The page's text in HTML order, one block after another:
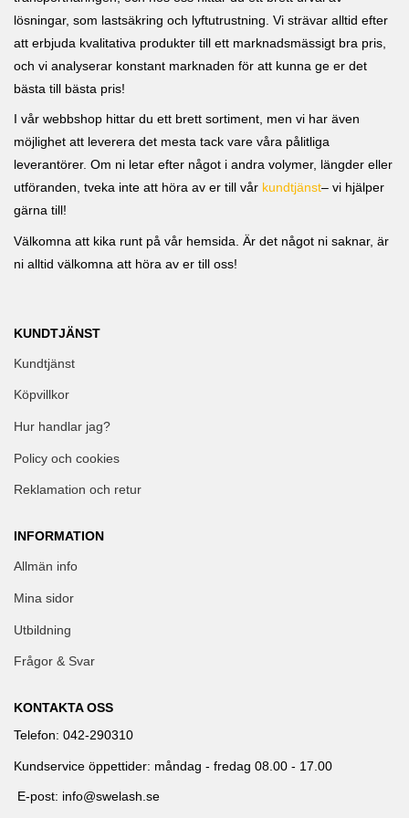
lösningar, som lastsäkring och lyftutrustning. Vi strävar alltid efter
att erbjuda kvalitativa produkter till ett marknadsmässigt bra pris,
och vi analyserar konstant marknaden för att kunna ge er det
bästa till bästa pris!
I vår webbshop hittar du ett brett sortiment, men vi har även
möjlighet att leverera det mesta tack vare våra pålitliga
leverantörer. Om ni letar efter något i andra volymer, längder eller
utföranden, tveka inte att höra av er till vår kundtjänst– vi hjälper
gärna till!
Välkomna att kika runt på vår hemsida. Är det något ni saknar, är
ni alltid välkomna att höra av er till oss!
KUNDTJÄNST
Kundtjänst
Köpvillkor
Hur handlar jag?
Policy och cookies
Reklamation och retur
INFORMATION
Allmän info
Mina sidor
Utbildning
Frågor & Svar
KONTAKTA OSS
Telefon: 042-290310
Kundservice öppettider: måndag - fredag 08.00 - 17.00
E-post: info@swelash.se